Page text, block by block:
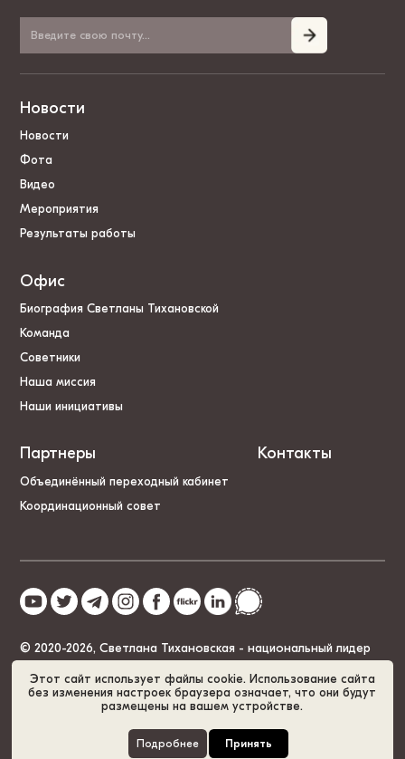
Этот сайт использует файлы cookie. Использование сайта
без изменения настроек браузера означает, что они будут
размещены на вашем устройстве.
Подробнее Принять
Новости
Новости
Фота
Видео
Мероприятия
Результаты работы
Офис
Биография Светланы Тихановской
Команда
Советники
Наша миссия
Наши инициативы
Партнеры
Объединённый переходный кабинет
Координационный совет
Контакты
© 2020-2026, Светлана Тихановская - национальный лидер